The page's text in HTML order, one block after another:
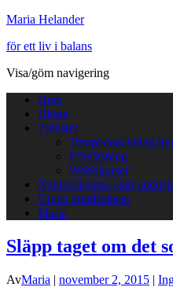
Maria Helander
för ett liv i balans
Visa/göm navigering
Hem
Blogg
Tjänster
Terapi/coachning/
Föreläsning
Webbkurser
Naturprästinna start
Gratis mindfulness
Maria
Släpp taget om det
AvMaria | november 2, 2015 |